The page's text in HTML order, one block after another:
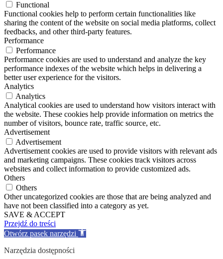
Functional
Functional cookies help to perform certain functionalities like
sharing the content of the website on social media platforms, collect
feedbacks, and other third-party features.
Performance
Performance
Performance cookies are used to understand and analyze the key
performance indexes of the website which helps in delivering a
better user experience for the visitors.
Analytics
Analytics
Analytical cookies are used to understand how visitors interact with
the website. These cookies help provide information on metrics the
number of visitors, bounce rate, traffic source, etc.
Advertisement
Advertisement
Advertisement cookies are used to provide visitors with relevant ads
and marketing campaigns. These cookies track visitors across
websites and collect information to provide customized ads.
Others
Others
Other uncategorized cookies are those that are being analyzed and
have not been classified into a category as yet.
SAVE & ACCEPT
Przejdź do treści
Otwórz pasek narzędzi
Narzędzia dostępności